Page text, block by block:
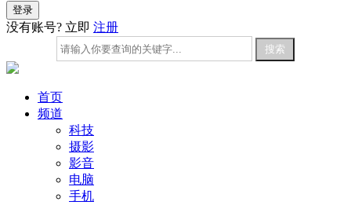
没有账号? 立即 注册
首页
频道
科技
摄影
影音
电脑
手机